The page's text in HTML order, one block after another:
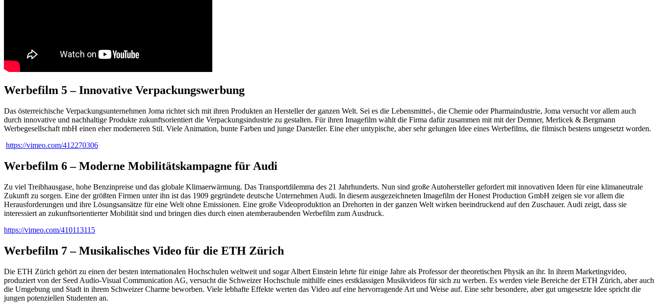
Werbefilm 5 – Innovative Verpackungswerbung
Das österreichische Verpackungsunternehmen Joma richtet sich mit ihren Produkten an Hersteller der ganzen Welt. Sei es die Lebensmittel-, die Chemie oder Pharmaindustrie, Joma versucht vor allem auch
durch innovative und nachhaltige Produkte zukunftsorientiert die Verpackungsindustrie zu gestalten. Für ihren Imagefilm wählt die Firma dafür zusammen mit mit der Demner, Merlicek & Bergmann
Werbegesellschaft mbH einen eher moderneren Stil. Viele Animation, bunte Farben und junge Darsteller. Eine eher untypische, aber sehr gelungen Idee eines Werbefilms, die filmisch bestens umgesetzt worden.
https://vimeo.com/412270306
Werbefilm 6 – Moderne Mobilitätskampagne für Audi
Zu viel Treibhausgase, hohe Benzinpreise und das globale Klimaerwärmung. Das Transportdilemma des 21 Jahrhunderts. Nun sind große Autohersteller gefordert mit innovativen Ideen für eine klimaneutrale
Zukunft zu sorgen. Eine der größten Firmen unter ihn ist das 1909 gegründete deutsche Unternehmen Audi. In diesem ausgezeichneten Imagefilm der Honest Production GmbH zeigen sie vor allem die
Herausforderungen und ihre Lösungsansätze für eine Welt ohne Emissionen. Eine große Videoproduktion an Drehorten in der ganzen Welt wirken beeindruckend auf den Zuschauer. Audi zeigt, dass sie
interessiert an zukunftsorientierter Mobilität sind und bringen dies durch einen atemberaubenden Werbefilm zum Ausdruck.
https://vimeo.com/410113115
Werbefilm 7 – Musikalisches Video für die ETH Zürich
Die ETH Zürich gehört zu einen der besten internationalen Hochschulen weltweit und sogar Albert Einstein lehrte für einige Jahre als Professor der theoretischen Physik an ihr. In ihrem Marketingvideo,
produziert von der Seed Audio-Visual Communication AG, versucht die Schweizer Hochschule mithilfe eines erstklassigen Musikvideos für sich zu werben. Es werden viele Bereiche der ETH Zürich, aber auch
die Umgebung und Stadt in ihrem Schweizer Charme beworben. Viele lebhafte Effekte werten das Video auf eine hervorragende Art und Weise auf. Eine sehr besondere, aber gut umgesetzte Idee spricht die
jungen potenziellen Studenten an.